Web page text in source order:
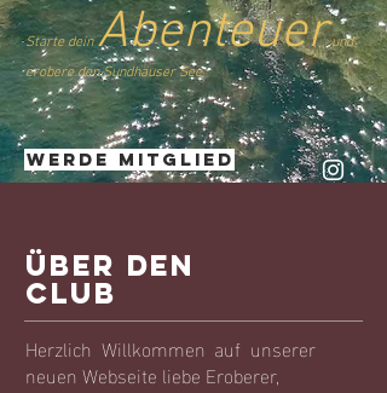
Starte deinAbenteuerund
erobere den Sundhäuser See
werde mitglied
ÜBER den
club
Herzlich Willkommen auf unserer
neuen Webseite liebe Eroberer,